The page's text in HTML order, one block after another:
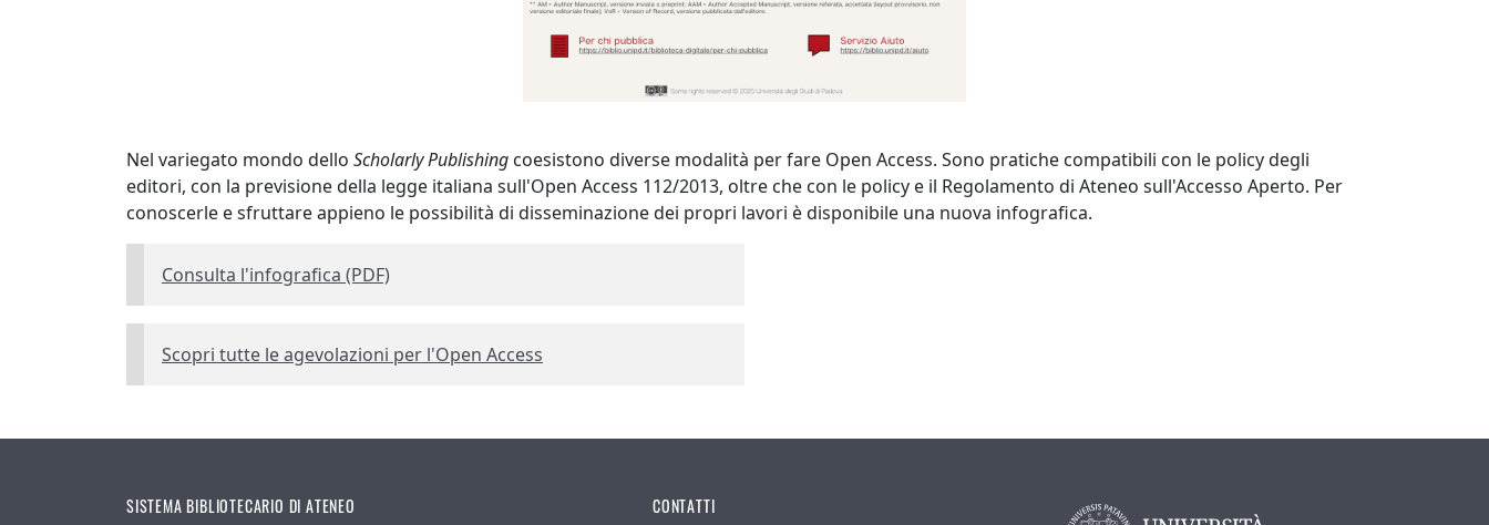
Nel variegato mondo dello Scholarly Publishing coesistono diverse modalità per fare Open Access. Sono pratiche compatibili con le policy degli
editori, con la previsione della legge italiana sull'Open Access 112/2013, oltre che con le policy e il Regolamento di Ateneo sull'Accesso Aperto. Per
conoscerle e sfruttare appieno le possibilità di disseminazione dei propri lavori è disponibile una nuova infografica.
Consulta l'infografica (PDF)
Scopri tutte le agevolazioni per l'Open Access
SISTEMA BIBLIOTECARIO DI ATENEO CONTATTI